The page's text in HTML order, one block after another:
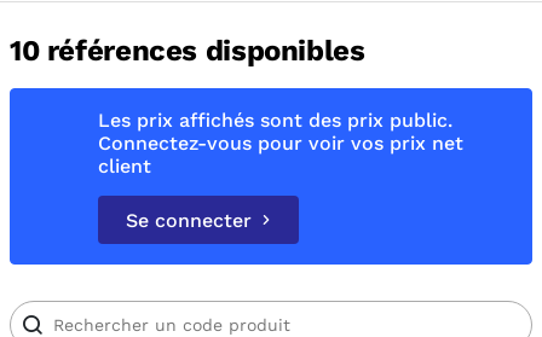
10 références disponibles
Les prix affichés sont des prix public.
Connectez-vous pour voir vos prix net
client
Se connecter